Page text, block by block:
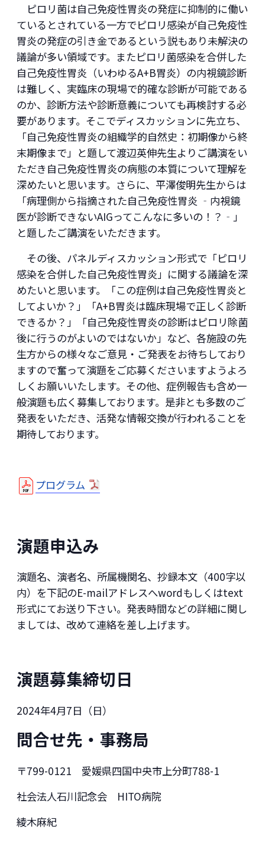
ピロリ菌は自己免疫性胃炎の発症に抑制的に働い
ているとされている一方でピロリ感染が自己免疫性
胃炎の発症の引き金であるという説もあり未解決の
議論が多い領域です。またピロリ菌感染を合併した
自己免疫性胃炎（いわゆるA+B胃炎）の内視鏡診断
は難しく、実臨床の現場で的確な診断が可能である
のか、診断方法や診断意義についても再検討する必
要があります。そこでディスカッションに先立ち、
「自己免疫性胃炎の組織学的自然史：初期像から終
末期像まで」と題して渡辺英伸先生よりご講演をい
ただき自己免疫性胃炎の病態の本質について理解を
深めたいと思います。さらに、平澤俊明先生からは
「病理側から指摘された自己免疫性胃炎 ‐内視鏡
医が診断できないAIGってこんなに多いの！？‐」
と題したご講演をいただきます。
その後、パネルディスカッション形式で「ピロリ
感染を合併した自己免疫性胃炎」に関する議論を深
めたいと思います。「この症例は自己免疫性胃炎と
してよいか？」「A+B胃炎は臨床現場で正しく診断
できるか？」「自己免疫性胃炎の診断はピロリ除菌
後に行うのがよいのではないか」など、各施設の先
生方からの様々なご意見・ご発表をお待ちしており
ますので奮って演題をご応募くださいますようよろ
しくお願いいたします。その他、症例報告も含め一
般演題も広く募集しております。是非とも多数のご
発表をいただき、活発な情報交換が行われることを
期待しております。
プログラム
演題申込み
演題名、演者名、所属機関名、抄録本文（400字以
内）を下記のE-mailアドレスへwordもしくはtext
形式にてお送り下さい。発表時間などの詳細に関し
ましては、改めて連絡を差し上げます。
演題募集締切日
2024年4月7日（日）
問合せ先・事務局
〒799-0121 愛媛県四国中央市上分町788-1
社会法人石川記念会 HITO病院
綾木麻紀